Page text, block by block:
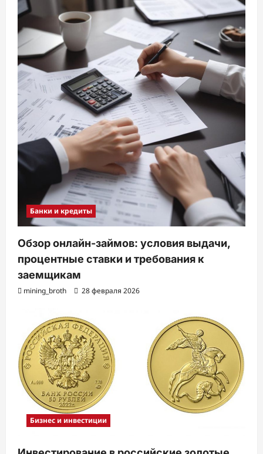
Банки и кредиты
Обзор онлайн-займов: условия выдачи,
процентные ставки и требования к
заемщикам
mining_broth 28 февраля 2026
Бизнес и инвестиции